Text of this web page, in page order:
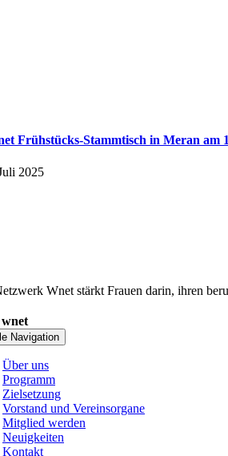
Frühstücks-Stammtisch in Meran am
2025
Wnet stärkt Frauen darin, ihren
Navigation
Über uns
Programm
Zielsetzung
Vorstand und Vereinsorgane
Mitglied werden
Neuigkeiten
Kontakt